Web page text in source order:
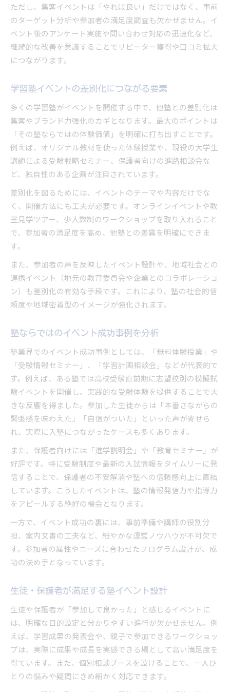
効果的な塾イベントの企画法を身につける
塾イベント企画で成功する手順の解説
学習塾イベントの目的設定とターゲット分析
塾イベント内容の具体的なアイデア発想法
塾イベント企画書作成と準備のポイント
無料イベントで塾の魅力を伝える工夫集
塾の無料イベントが集客に強い理由
無料塾イベントで伝えるべき魅力とは
塾の無料体験イベント運営のポイント
コストを抑えた塾イベントの工夫を紹介
ただし、集客イベントは「やれば良い」だけではなく、事前
のターゲット分析や参加者の満足度調査も欠かせません。イ
ベント後のアンケート実施や問い合わせ対応の迅速化など、
継続的な改善を意識することでリピーター獲得や口コミ拡大
につながります。
学習塾イベントの差別化につながる要素
多くの学習塾がイベントを開催する中で、他塾との差別化は
集客やブランド力強化のカギとなります。最大のポイントは
「その塾ならではの体験価値」を明確に打ち出すことです。
例えば、オリジナル教材を使った体験授業や、現役の大学生
講師による受験戦略セミナー、保護者向けの進路相談会な
ど、独自性のある企画が注目されています。
差別化を図るためには、イベントのテーマや内容だけでな
く、開催方法にも工夫が必要です。オンラインイベントや教
室見学ツアー、少人数制のワークショップを取り入れること
で、参加者の満足度を高め、他塾との差異を明確にできま
す。
また、参加者の声を反映したイベント設計や、地域社会との
連携イベント（地元の教育委員会や企業とのコラボレーショ
ン）も差別化の有効な手段です。これにより、塾の社会的信
頼度や地域密着型のイメージが強化されます。
塾ならではのイベント成功事例を分析
塾業界でのイベント成功事例としては、「無料体験授業」や
「受験情報セミナー」、「学習計画相談会」などが代表的で
す。例えば、ある塾では高校受験直前期に志望校別の模擬試
験イベントを開催し、実践的な受験体験を提供することで大
きな反響を得ました。参加した生徒からは「本番さながらの
緊張感を味わえた」「自信がついた」といった声が寄せら
れ、実際に入塾につながったケースも多くあります。
また、保護者向けには「進学説明会」や「教育セミナー」が
好評です。特に受験制度や最新の入試情報をタイムリーに発
信することで、保護者の不安解消や塾への信頼感向上に直結
しています。こうしたイベントは、塾の情報発信力や指導力
をアピールする絶好の機会となります。
一方で、イベント成功の裏には、事前準備や講師の役割分
担、案内文書の工夫など、細やかな運営ノウハウが不可欠で
す。参加者の属性やニーズに合わせたプログラム設計が、成
功の決め手となっています。
生徒・保護者が満足する塾イベント設計
生徒や保護者が「参加して良かった」と感じるイベントに
は、明確な目的設定と分かりやすい進行が欠かせません。例
えば、学習成果の発表会や、親子で参加できるワークショッ
プは、実際に成果や成長を実感できる場として高い満足度を
得ています。また、個別相談ブースを設けることで、一人ひ
とりの悩みや疑問にきめ細かく対応できます。